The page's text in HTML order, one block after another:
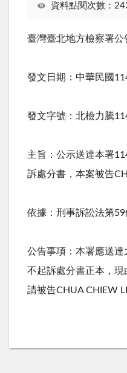
資料點閱次數：
臺灣臺北地方檢察署公
發文日期：中華民國
發文字號：北檢力騰
主旨：公示送達本署
訴處分書，本案被告
依據：刑事訴訟法第59
公告事項：本署應送
不起訴處分書正本，現
請被告CHUA CHIEW